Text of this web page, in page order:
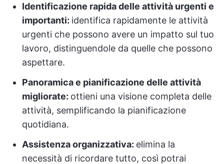
Identificazione rapida delle attività urgenti e
importanti: identifica rapidamente le attività
urgenti che possono avere un impatto sul tuo
lavoro, distinguendole da quelle che possono
aspettare.
Panoramica e pianificazione delle attività
migliorate: ottieni una visione completa delle
attività, semplificando la pianificazione
quotidiana.
Assistenza organizzativa: elimina la
necessità di ricordare tutto, così potrai